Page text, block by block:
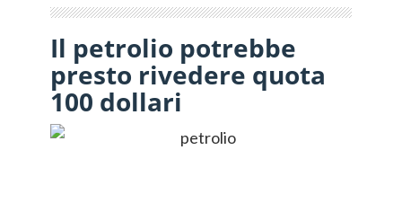
Il petrolio potrebbe
presto rivedere quota
100 dollari